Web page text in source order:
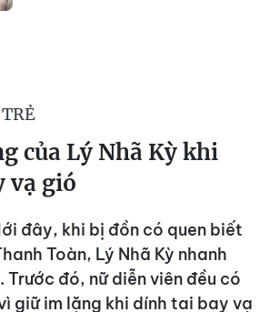
của Lý Nhã Kỳ khi
vạ gió
đây, khi bị đồn có quen biết
Toàn, Lý Nhã Kỳ nhanh
Trước đó, nữ diễn viên đều có
giữ im lặng khi dính tai bay vạ